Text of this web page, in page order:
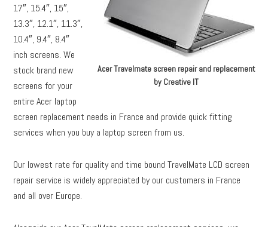
Acer Travelmate screen repair and replacement
by Creative IT
17″, 15.4″, 15″,
13.3″, 12.1″, 11.3″,
10.4″, 9.4″, 8.4″
inch screens. We
stock brand new
screens for your
entire Acer laptop
screen replacement needs in France and provide quick fitting
services when you buy a laptop screen from us.
Our lowest rate for quality and time bound TravelMate LCD screen
repair service is widely appreciated by our customers in France
and all over Europe.